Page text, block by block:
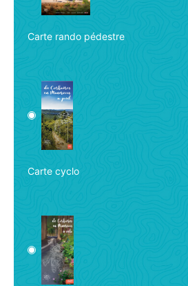
Carte rando pédestre
Carte cyclo